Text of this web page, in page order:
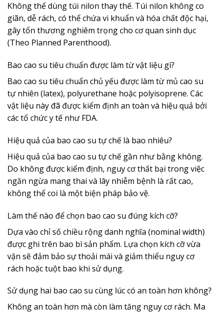
Không thể dùng túi nilon thay thế. Túi nilon không co
giãn, dễ rách, có thể chứa vi khuẩn và hóa chất độc hại,
gây tổn thương nghiêm trọng cho cơ quan sinh dục
(Theo Planned Parenthood).
Bao cao su tiêu chuẩn được làm từ vật liệu gì?
Bao cao su tiêu chuẩn chủ yếu được làm từ mủ cao su
tự nhiên (latex), polyurethane hoặc polyisoprene. Các
vật liệu này đã được kiểm định an toàn và hiệu quả bởi
các tổ chức y tế như FDA.
Hiệu quả của bao cao su tự chế là bao nhiêu?
Hiệu quả của bao cao su tự chế gần như bằng không.
Do không được kiểm định, nguy cơ thất bại trong việc
ngăn ngừa mang thai và lây nhiễm bệnh là rất cao,
không thể coi là một biện pháp bảo vệ.
Làm thế nào để chọn bao cao su đúng kích cỡ?
Dựa vào chỉ số chiều rộng danh nghĩa (nominal width)
được ghi trên bao bì sản phẩm. Lựa chọn kích cỡ vừa
vặn sẽ đảm bảo sự thoải mái và giảm thiểu nguy cơ
rách hoặc tuột bao khi sử dụng.
Sử dụng hai bao cao su cùng lúc có an toàn hơn không?
Không an toàn hơn mà còn làm tăng nguy cơ rách. Ma